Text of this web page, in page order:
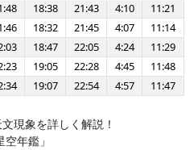
18:38 21:43 4:10
11:21
18:32 21:45 4:07
11:14
18:47 22:05 4:24
11:29
19:05 22:28 4:45
11:48
19:07 22:54 4:57 11:47
現象を詳しく解説！
年鑑」